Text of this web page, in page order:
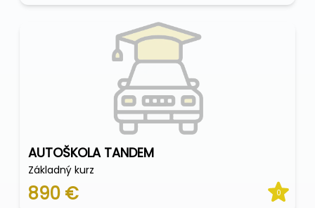
AUTOŠKOLA TANDEM
Základný kurz
890 € 0